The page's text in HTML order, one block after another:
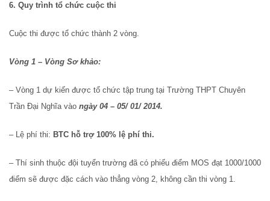
6. Quy trình tổ chức cuộc thi
Cuộc thi được tổ chức thành 2 vòng.
Vòng 1 – Vòng Sơ khảo:
– Vòng 1 dự kiến được tổ chức tập trung tại Trường THPT Chuyên
Trần Đại Nghĩa vào ngày 04 – 05/ 01/ 2014.
– Lệ phí thi: BTC hỗ trợ 100% lệ phí thi.
– Thí sinh thuộc đội tuyển trường đã có phiếu điểm MOS đạt 1000/1000
điểm sẽ được đặc cách vào thẳng vòng 2, không cần thi vòng 1.